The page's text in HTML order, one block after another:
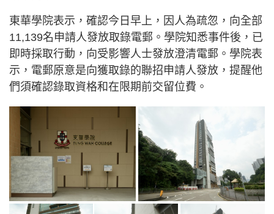
東華學院表示，確認今日早上，因人為疏忽，向全部
11,139名申請人發放取錄電郵。學院知悉事件後，已
即時採取行動，向受影響人士發放澄清電郵。學院表
示，電郵原意是向獲取錄的聯招申請人發放，提醒他
們須確認錄取資格和在限期前交留位費。